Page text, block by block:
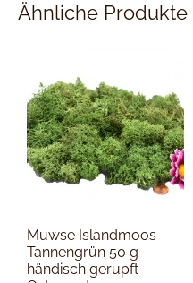
Ähnliche Produkte
Muwse Islandmoos
Tannengrün 50 g
händisch gerupft